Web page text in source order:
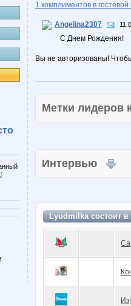
1 комплиментов в гостевой
Angelina2307
С Днем Рождения!
Вы не авторизованы!
Метки
Интервью
Lyudmilka состоит в